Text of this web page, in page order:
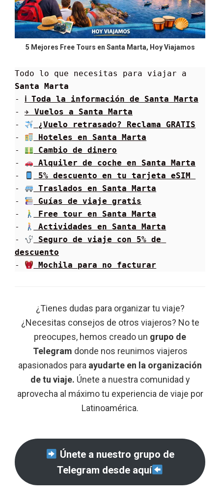
5 Mejores Free Tours en Santa Marta, Hoy Viajamos
Santa Marta
- ℹ Toda la información de Santa Marta
- ✈ Vuelos a Santa Marta
-
¿Vuelo retrasado? Reclama GRATIS
-
Hoteles en Santa Marta
-
Cambio de dinero
-
Alquiler de coche en Santa Marta
-
5% descuento en tu tarjeta eSIM
-
Traslados en Santa Marta
-
Guías de viaje gratis
-
Free tour en Santa Marta
-
Actividades en Santa Marta
-
Seguro de viaje con 5% de
descuento
-
Mochila para no facturar
¿Tienes dudas para organizar tu viaje?
¿Necesitas consejos de otros viajeros? No te
preocupes, hemos creado un grupo de
Telegram donde nos reunimos viajeros
apasionados para ayudarte en la organización
de tu viaje. Únete a nuestra comunidad y
aprovecha al máximo tu experiencia de viaje por
Latinoamérica.
Únete a nuestro grupo de
Telegram desde aquí